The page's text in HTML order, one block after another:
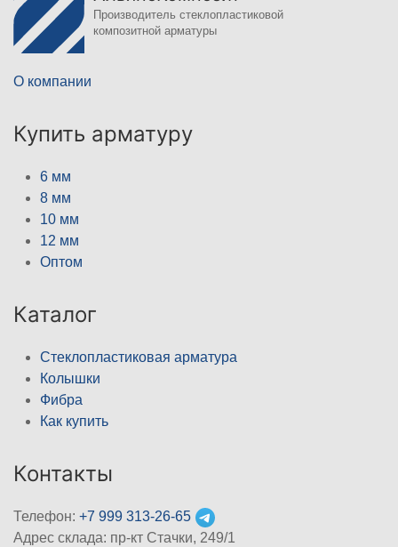
Производитель стеклопластиковой
композитной арматуры
О компании
Купить арматуру
6 мм
8 мм
10 мм
12 мм
Оптом
Каталог
Стеклопластиковая арматура
Колышки
Фибра
Как купить
Контакты
Телефон: +7 999 313-26-65
Адрес склада: пр-кт Стачки, 249/1